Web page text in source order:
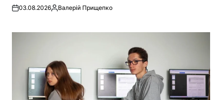
03.08.2026Запись
Валерій Прищепко